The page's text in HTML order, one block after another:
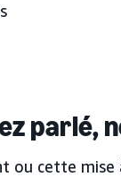
parlé,
ou cette